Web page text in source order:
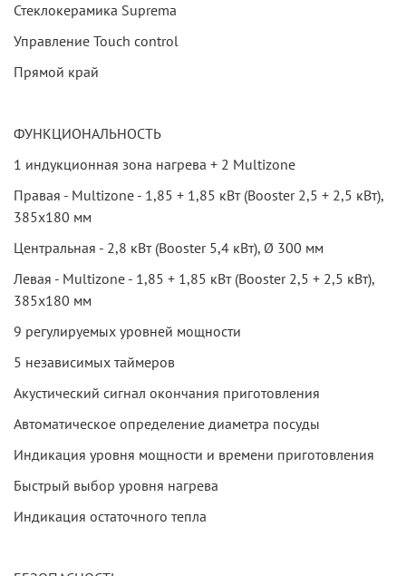
Стеклокерамика Suprema
Управление Touch control
Прямой край
ФУНКЦИОНАЛЬНОСТЬ
1 индукционная зона нагрева + 2 Multizone
Правая - Multizone - 1,85 + 1,85 кВт (Booster 2,5 + 2,5 кВт),
385х180 мм
Центральная - 2,8 кВт (Booster 5,4 кВт), Ø 300 мм
Левая - Multizone - 1,85 + 1,85 кВт (Booster 2,5 + 2,5 кВт),
385х180 мм
9 регулируемых уровней мощности
5 независимых таймеров
Акустический сигнал окончания приготовления
Автоматическое определение диаметра посуды
Индикация уровня мощности и времени приготовления
Быстрый выбор уровня нагрева
Индикация остаточного тепла